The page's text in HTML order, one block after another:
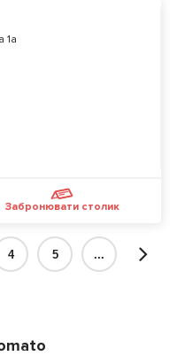
1а
Забронювати столик
4 5 ...